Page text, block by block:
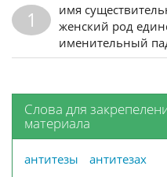
1
имя
женский род
именительный
Слова для
материала
антитезы антитезах